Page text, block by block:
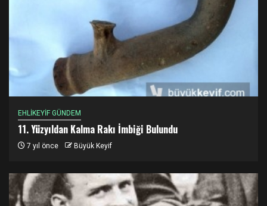
EHLİKEYİF GÜNDEM
11. Yüzyıldan Kalma Rakı İmbiği Bulundu
7 yıl önce Büyük Keyif